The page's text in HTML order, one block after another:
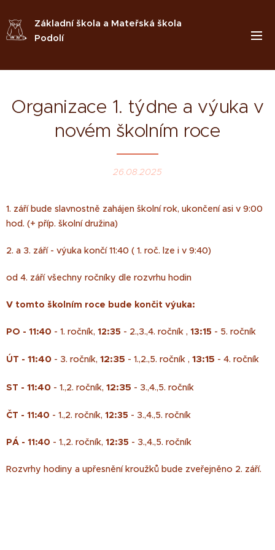
Základní škola a Mateřská škola
Podolí
Organizace 1. týdne a výuka v
novém školním roce
26.08.2025
1. září bude slavnostně zahájen školní rok, ukončení asi v 9:00
hod. (+ příp. školní družina)
2. a 3. září - výuka končí 11:40 ( 1. roč. lze i v 9:40)
od 4. září všechny ročníky dle rozvrhu hodin
V tomto školním roce bude končit výuka:
PO - 11:40 - 1. ročník, 12:35 - 2.,3.,4. ročník , 13:15 - 5. ročník
ÚT - 11:40 - 3. ročník, 12:35 - 1.,2.,5. ročník , 13:15 - 4. ročník
ST - 11:40 - 1.,2. ročník, 12:35 - 3.,4.,5. ročník
ČT - 11:40 - 1.,2. ročník, 12:35 - 3.,4.,5. ročník
PÁ - 11:40 - 1.,2. ročník, 12:35 - 3.,4.,5. ročník
Rozvrhy hodiny a upřesnění kroužků bude zveřejněno 2. září.